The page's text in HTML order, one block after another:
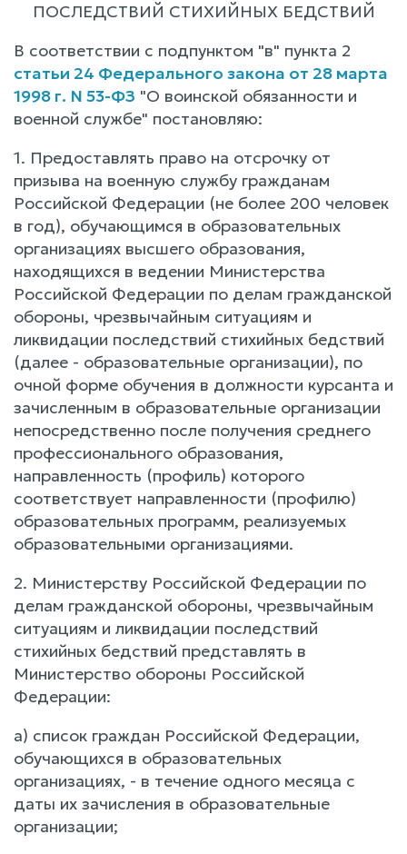
ПОСЛЕДСТВИЙ СТИХИЙНЫХ БЕДСТВИЙ
В соответствии с подпунктом "в" пункта 2
статьи 24 Федерального закона от 28 марта
1998 г. N 53-ФЗ "О воинской обязанности и
военной службе" постановляю:
1. Предоставлять право на отсрочку от
призыва на военную службу гражданам
Российской Федерации (не более 200 человек
в год), обучающимся в образовательных
организациях высшего образования,
находящихся в ведении Министерства
Российской Федерации по делам гражданской
обороны, чрезвычайным ситуациям и
ликвидации последствий стихийных бедствий
(далее - образовательные организации), по
очной форме обучения в должности курсанта и
зачисленным в образовательные организации
непосредственно после получения среднего
профессионального образования,
направленность (профиль) которого
соответствует направленности (профилю)
образовательных программ, реализуемых
образовательными организациями.
2. Министерству Российской Федерации по
делам гражданской обороны, чрезвычайным
ситуациям и ликвидации последствий
стихийных бедствий представлять в
Министерство обороны Российской
Федерации:
а) список граждан Российской Федерации,
обучающихся в образовательных
организациях, - в течение одного месяца с
даты их зачисления в образовательные
организации;